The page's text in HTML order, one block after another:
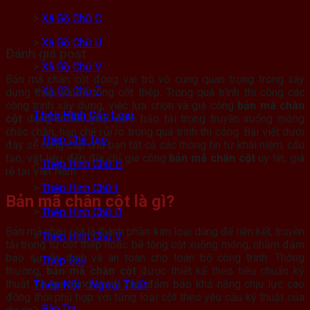
> Xà Gồ Chữ C
> Xà Gồ Chữ U
> Xà Gồ Chữ V
>Xà Gồ Chữ Z
Thép Hình Các Loại
>Thép Chế Tạo
>Thép Hình Chữ H
> Thép Hình Chữ I
> Thép Hình Chữ U
>Thép Hình Chữ V
>Thép Ray
Thép Nội - Ngoại Thất
Đánh giá post
Bản mã chân cột đóng vai trò vô cùng quan trọng trong xây
dựng thép và bê tông cốt thép. Trong quá trình thi công các
công trình xây dựng, việc lựa chọn và gia công bản mã chân
cột đúng chuẩn giúp đảm bảo tải trọng truyền xuống móng
chắc chắn, hạn chế rủi ro trong quá trình thi công. Bài viết dưới
đây sẽ cung cấp cho bạn tất cả các thông tin từ khái niệm, cấu
tạo, vật liệu, đến địa chỉ gia công bản mã chân cột uy tín, giá
rẻ tại Việt Nam.
Bản mã chân cột là gì?
Bản mã chân cột là thành phần kim loại dùng để liên kết, truyền
tải trọng từ cột thép hoặc bê tông cột xuống móng, nhằm đảm
bảo sự ổn định và an toàn cho toàn bộ công trình. Thông
thường, bản mã chân cột được thiết kế theo tiêu chuẩn kỹ
thuật và gia công chính xác, đảm bảo khả năng chịu lực cao
đồng thời phù hợp với từng loại cột theo yêu cầu kỹ thuật của